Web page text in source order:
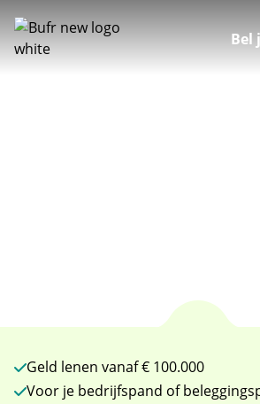
Bel
Geld lenen vanaf € 100.000
Voor je bedrijfspand of